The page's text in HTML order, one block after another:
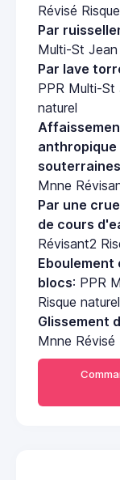
Révisé
Par
Multi-St
Par lave
PPR Multi-St
naturel
Mnne
Par une
de cours
Révisant2
Eboulement
blocs: PPR
Risque naturel
Glissement
Mnne Révisé